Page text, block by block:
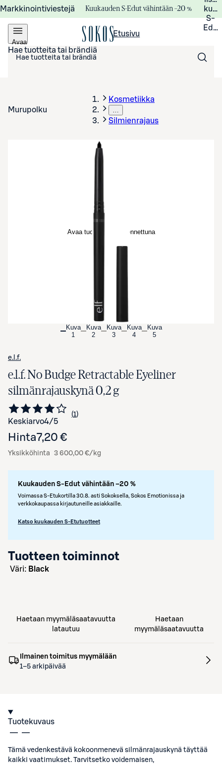
Markkinointiviestejä Kuukauden S-Edut vähintään –20 %
S-
Avaa
valikko
Etusivu
Hae tuotteita tai brändiä
Murupolku
Kosmetiikka
…
Silmienrajaus
Avaa tuotekuva suurennettuna
Kuva
1
Kuva
2
Kuva
3
Kuva
4
Kuva
5
e.l.f.
e.l.f. No Budge Retractable Eyeliner
silmänrajauskynä 0,2 g
Keskiarvo4/5 Siirry arvioihin
1
kappale
Hinta7,20 €
Yksikköhinta 3 600,00 €/kg
Kuukauden S-Edut vähintään –20 %
Voimassa S-Etukortilla 30.8. asti Sokoksella, Sokos Emotionissa ja
verkkokaupassa kirjautuneille asiakkaille.
Katso kuukauden S-Etutuotteet
Tuotteen toiminnot
väri: Black
Haetaan myymäläsaatavuutta
latautuu
Haetaan
myymäläsaatavuutta
Ilmainen toimitus myymälään
1–5 arkipäivää
Tuotekuvaus
Tämä vedenkestävä kokoonmenevä silmänrajauskynä täyttää
kaikki vaatimukset. Tarvitsetko voidemaisen,